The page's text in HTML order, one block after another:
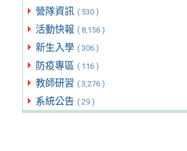
營隊資訊 ( 530 )
活動快報 ( 8,156 )
新生入學 ( 306 )
防疫專區 ( 116 )
教師研習 ( 3,276 )
系統公告 ( 29 )